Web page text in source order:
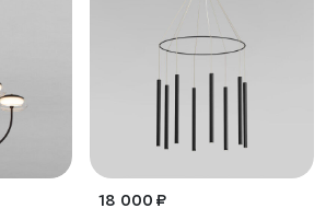
18 000 ₽